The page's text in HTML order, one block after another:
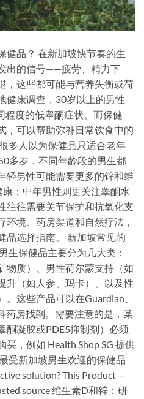
健品？ 在新加坡快节奏的生
出的信号——疲劳、精力下
，这些都可能与营养失衡或荷
健康调查，30岁以上的男性
程度的低睾酮症状。而保健
，可以帮助弥补日常饮食中的
多人以为保健品只适合老年
多岁，不同年龄段的男生都
轻男性可能需要更多的锌和维
；中年男性则更关注睾酮水
往往需要关节保护和抗氧化支
境、药房渠道和自然疗法，
品选择指南。 新加坡常见的
生保健品主要分为几大类：
物质）、男性荷尔蒙支持（如
升（如人参、玛卡）、以及性
这些产品可以在Guardian、
药房找到。需要注意的是，某
酮凝胶或PDE5抑制剂）必须
，例如 Health Shop SG 提供
受新加坡男生欢迎的保健品
solution? This Product —
source 维生素D和锌：研